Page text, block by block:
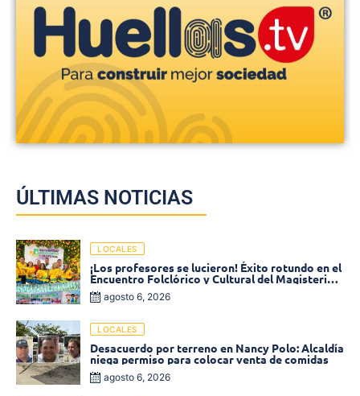
ÚLTIMAS NOTICIAS
LOCALES
¡Los profesores se lucieron! Éxito rotundo en el
Encuentro Folclórico y Cultural del Magisterio
2026 en Ciénaga
agosto 6, 2026
LOCALES
Desacuerdo por terreno en Nancy Polo: Alcaldía
niega permiso para colocar venta de comidas
agosto 6, 2026